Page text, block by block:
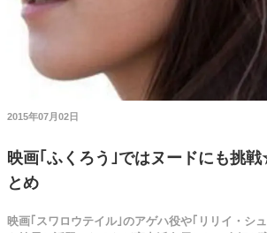
2015年07月02日
映画｢ふくろう｣ではヌードにも挑
とめ
映画｢スワロウテイル｣のアゲハ役や｢リリイ・シ